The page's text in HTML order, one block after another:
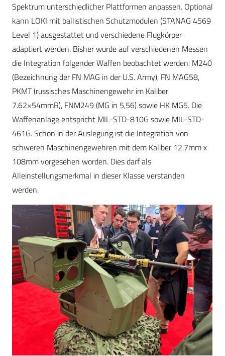
Spektrum unterschiedlicher Plattformen anpassen. Optional
kann LOKI mit ballistischen Schutzmodulen (STANAG 4569
Level 1) ausgestattet und verschiedene Flugkörper
adaptiert werden. Bisher wurde auf verschiedenen Messen
die Integration folgender Waffen beobachtet werden: M240
(Bezeichnung der FN MAG in der U.S. Army), FN MAG58,
PKMT (russisches Maschinengewehr im Kaliber
7.62×54mmR), FNM249 (MG in 5,56) sowie HK MG5. Die
Waffenanlage entspricht MIL-STD-810G sowie MIL-STD-
461G. Schon in der Auslegung ist die Integration von
schweren Maschinengewehren mit dem Kaliber 12.7mm x
108mm vorgesehen worden. Dies darf als
Alleinstellungsmerkmal in dieser Klasse verstanden
werden.